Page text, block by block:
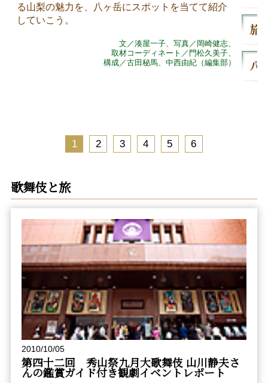
る山梨の魅力を、八ヶ岳にスポットを当てて紹介
していこう。
文／湊屋一子、写真／岡崎健志、
取材コーディネート／門松久美子、
構成／古田秘馬、中西由紀（編集部）
1 2 3 4 5 6
歌舞伎と旅
2010/10/05
第四十二回 秀山祭九月大歌舞伎 山川静夫さ
んの鑑賞ガイド付き観劇イベントレポート